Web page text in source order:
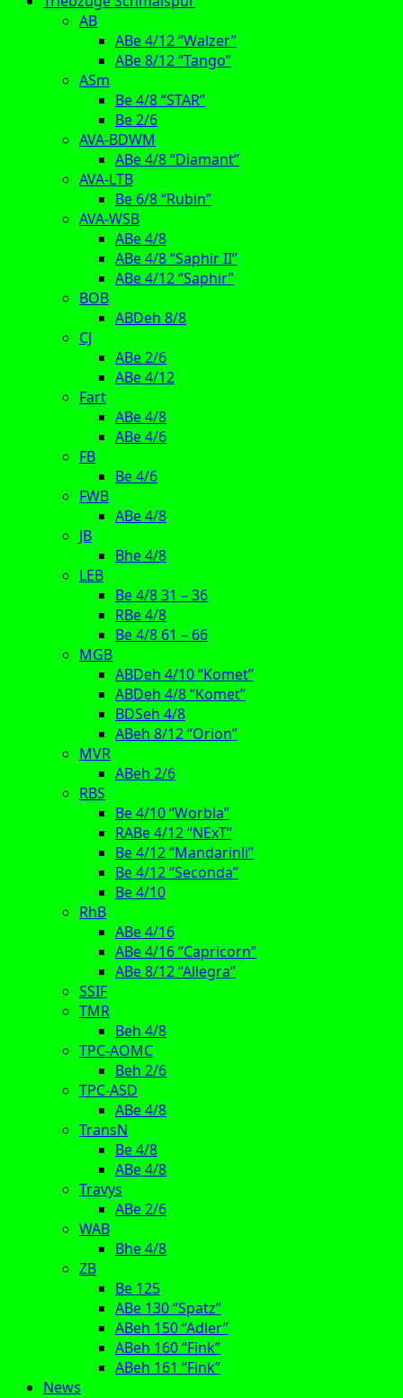
AB
ABe 4/12 “Walzer”
ABe 8/12 “Tango”
ASm
Be 4/8 “STAR”
Be 2/6
AVA-BDWM
ABe 4/8 “Diamant”
AVA-LTB
Be 6/8 “Rubin”
AVA-WSB
ABe 4/8
ABe 4/8 “Saphir II”
ABe 4/12 “Saphir”
BOB
ABDeh 8/8
CJ
ABe 2/6
ABe 4/12
Fart
ABe 4/8
ABe 4/6
FB
Be 4/6
FWB
ABe 4/8
JB
Bhe 4/8
LEB
Be 4/8 31 – 36
RBe 4/8
Be 4/8 61 – 66
MGB
ABDeh 4/10 “Komet”
ABDeh 4/8 “Komet”
BDSeh 4/8
ABeh 8/12 “Orion”
MVR
ABeh 2/6
RBS
Be 4/10 “Worbla”
RABe 4/12 “NExT”
Be 4/12 “Mandarinli”
Be 4/12 “Seconda”
Be 4/10
RhB
ABe 4/16
ABe 4/16 “Capricorn”
ABe 8/12 “Allegra”
SSIF
TMR
Beh 4/8
TPC-AOMC
Beh 2/6
TPC-ASD
ABe 4/8
TransN
Be 4/8
ABe 4/8
Travys
ABe 2/6
WAB
Bhe 4/8
ZB
Be 125
ABe 130 “Spatz”
ABeh 150 “Adler”
ABeh 160 “Fink”
ABeh 161 “Fink”
News